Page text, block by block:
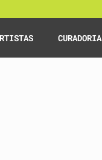
CURADORIA